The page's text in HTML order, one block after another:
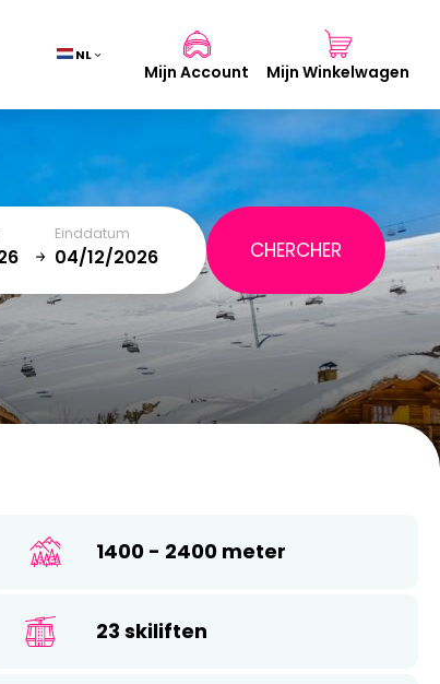
NL
Mijn Account Mijn Winkelwagen
Mand(0)
TOTAAL 0,00 €
WINKELMAND BEKIJKEN
Einddatum
January
MON TUE FRI
3 4 5 6 7 8 9
31
1400 - 2400 meter
23 skiliften